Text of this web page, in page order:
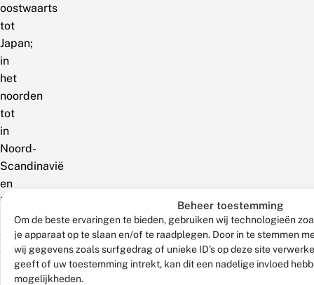
Beheer toestemming
Om de beste ervaringen te bieden, gebruiken wij technologieën
je apparaat op te slaan en/of te raadplegen. Door in te stemmen
wij gegevens zoals surfgedrag of unieke ID's op deze site
geeft of uw toestemming intrekt, kan dit een nadelige invloed
mogelijkheden.
oostwaarts
tot
Japan;
in
het
noorden
tot
in
Noord-
Scandinavië
en
in
het
zuiden
van
Sicilië